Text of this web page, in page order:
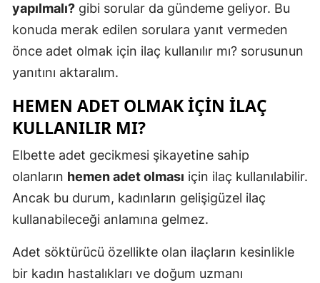
yapılmalı? gibi sorular da gündeme geliyor. Bu
konuda merak edilen sorulara yanıt vermeden
önce adet olmak için ilaç kullanılır mı? sorusunun
yanıtını aktaralım.
HEMEN ADET OLMAK İÇIN İLAÇ
KULLANILIR MI?
Elbette adet gecikmesi şikayetine sahip
olanların hemen adet olması için ilaç kullanılabilir.
Ancak bu durum, kadınların gelişigüzel ilaç
kullanabileceği anlamına gelmez.
Adet söktürücü özellikte olan ilaçların kesinlikle
bir kadın hastalıkları ve doğum uzmanı